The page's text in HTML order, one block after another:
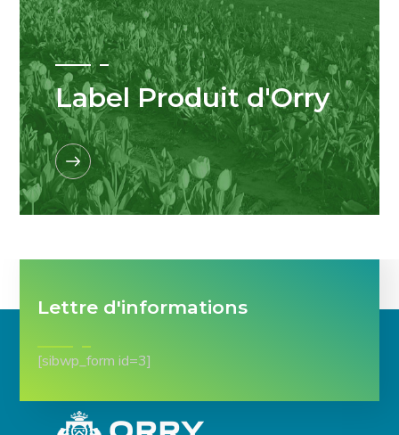
Label Produit d'Orry
Lettre d'informations
[sibwp_form id=3]